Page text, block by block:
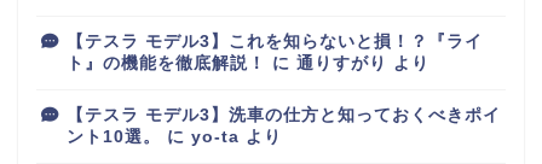
【テスラ モデル3】これを知らないと損！？『ライ
ト』の機能を徹底解説！
に 通りすがり より
【テスラ モデル3】洗車の仕方と知っておくべきポイ
ント10選。
に yo-ta より